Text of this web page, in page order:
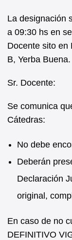
La designación
a 09:30 hs en
Docente sito en
B, Yerba Buena.
Sr. Docente:
Se comunica
Cátedras:
No debe
Deberán
Declaración
original,
En caso de no
DEFINITIVO